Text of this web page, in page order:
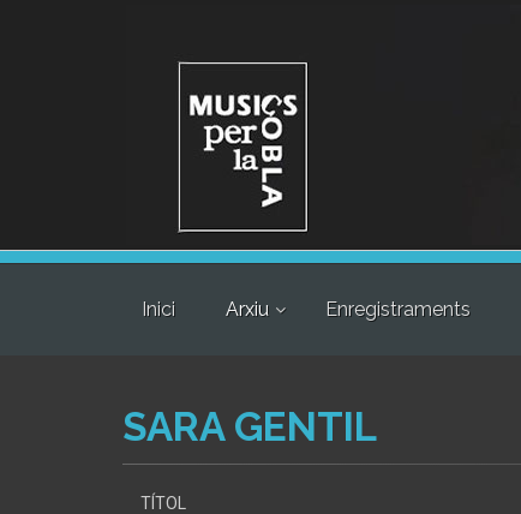
Inici Arxiu Enregistraments
SARA GENTIL
TÍTOL